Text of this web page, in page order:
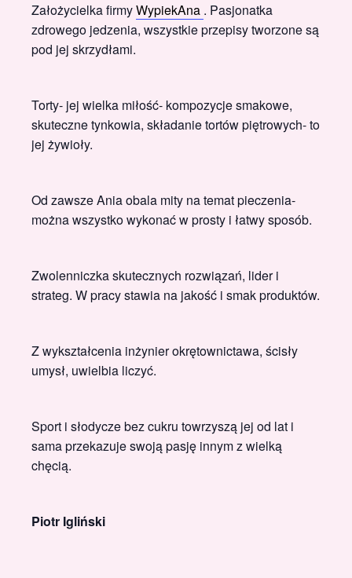
Założycielka firmyWypiekAna . Pasjonatka
zdrowego jedzenia, wszystkie przepisy tworzone są
pod jej skrzydłami.
Torty- jej wielka miłość- kompozycje smakowe,
skuteczne tynkowia, składanie tortów piętrowych- to
jej żywioły.
Od zawsze Ania obala mity na temat pieczenia-
można wszystko wykonać w prosty i łatwy sposób.
Zwolenniczka skutecznych rozwiązań, lider i
strateg. W pracy stawia na jakość i smak produktów.
Z wykształcenia inżynier okrętownictawa, ścisły
umysł, uwielbia liczyć.
Sport i słodycze bez cukru towrzyszą jej od lat i
sama przekazuje swoją pasję innym z wielką
chęcią.
Piotr Igliński